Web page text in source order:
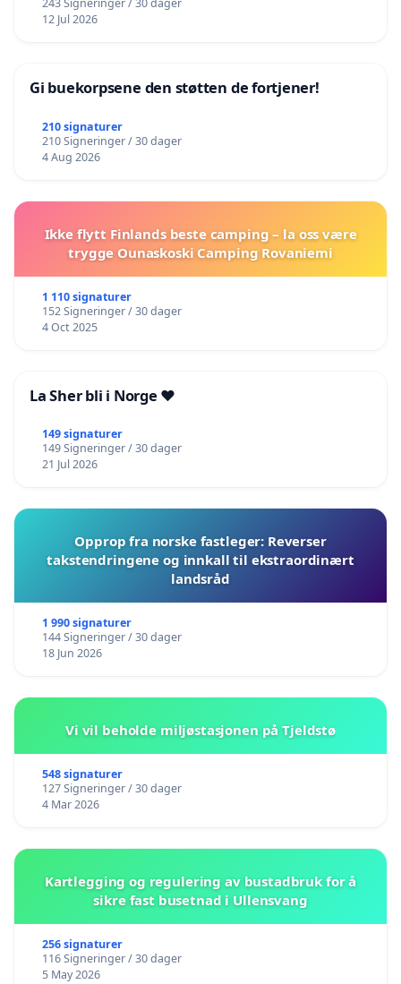
12 Jul 2026
Gi buekorpsene den støtten de fortjener!
210 signaturer
210 Signeringer / 30 dager
4 Aug 2026
Ikke flytt Finlands beste camping – la oss være
trygge Ounaskoski Camping Rovaniemi
1 110 signaturer
152 Signeringer / 30 dager
4 Oct 2025
La Sher bli i Norge ❤️
149 signaturer
149 Signeringer / 30 dager
21 Jul 2026
Opprop fra norske fastleger: Reverser
takstendringene og innkall til ekstraordinært
landsråd
1 990 signaturer
144 Signeringer / 30 dager
18 Jun 2026
Vi vil beholde miljøstasjonen på Tjeldstø
548 signaturer
127 Signeringer / 30 dager
4 Mar 2026
Kartlegging og regulering av bustadbruk for å
sikre fast busetnad i Ullensvang
256 signaturer
116 Signeringer / 30 dager
5 May 2026